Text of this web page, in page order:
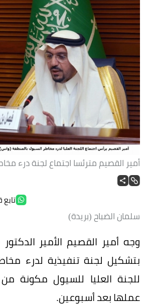
أمير القصيم مترئسا اجتماع لجنة درء
سلمان الضباح (بريدة)
وجه أمير القصيم الأمير
بتشكيل لجنة تنفيذية لدرء
للجنة العليا للسيول مكونة
عملها بعد أسبوعين.